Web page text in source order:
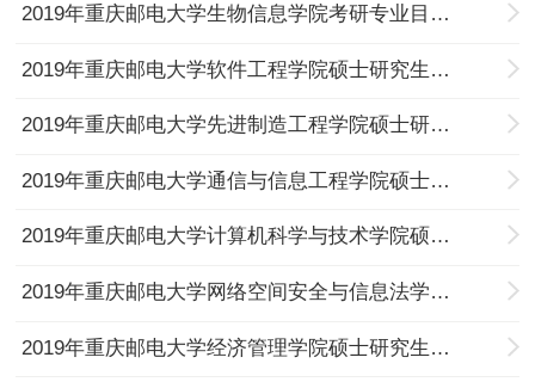
2019年重庆邮电大学生物信息学院考研专业目录及参考书、大纲、真题
2019年重庆邮电大学软件工程学院硕士研究生招生专业目录
2019年重庆邮电大学先进制造工程学院硕士研究生招生专业目录
2019年重庆邮电大学通信与信息工程学院硕士研究生招生专业目录
2019年重庆邮电大学计算机科学与技术学院硕士研究生招生专业目录
2019年重庆邮电大学网络空间安全与信息法学院硕士研究生招生专业目录
2019年重庆邮电大学经济管理学院硕士研究生招生专业目录